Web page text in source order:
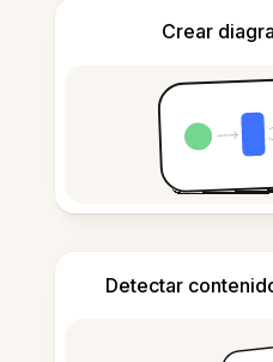
Crear
Detectar